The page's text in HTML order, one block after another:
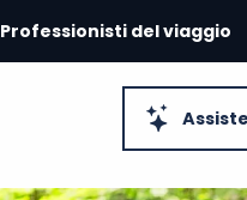
Professionisti del viaggio